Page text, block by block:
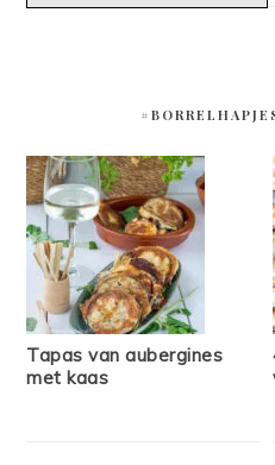
Tapas van aubergines
met kaas